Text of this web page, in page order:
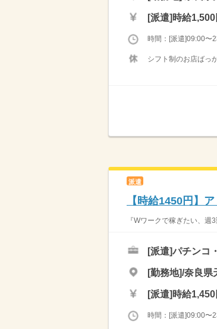
[派遣]時給
時間：[派遣]09:00〜
シフト制のお店ばっ
派遣
【時給1450円】
『Wワークで稼ぎたい、
[派遣]パチンコ
[勤務地]/奈良県
[派遣] 時給
時間：[派遣]09:00〜